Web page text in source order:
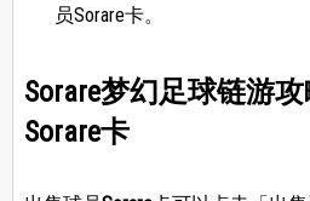
员Sorare卡。
Sorare梦幻足球链游
Sorare卡